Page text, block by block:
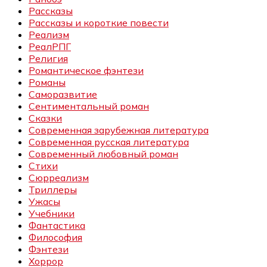
Рассказы
Рассказы и короткие повести
Реализм
РеалРПГ
Религия
Романтическое фэнтези
Романы
Саморазвитие
Сентиментальный роман
Сказки
Современная зарубежная литература
Современная русская литература
Современный любовный роман
Стихи
Сюрреализм
Триллеры
Ужасы
Учебники
Фантастика
Философия
Фэнтези
Хоррор